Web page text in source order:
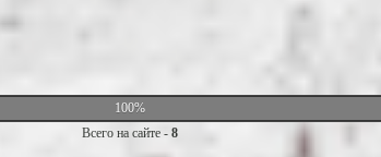
100%
Всего на сайте - 8